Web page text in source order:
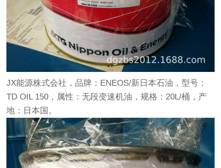
JX能源株式会社，品牌：ENEOS/新日本石油，型号：
TD OIL 150，属性：无段变速机油，规格：20L/桶，产
地：日本国。